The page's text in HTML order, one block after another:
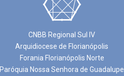
CNBB Regional Sul IV
Arquidiocese de Florianópolis
Forania Florianópolis Norte
Paróquia Nossa Senhora de Guadalupe